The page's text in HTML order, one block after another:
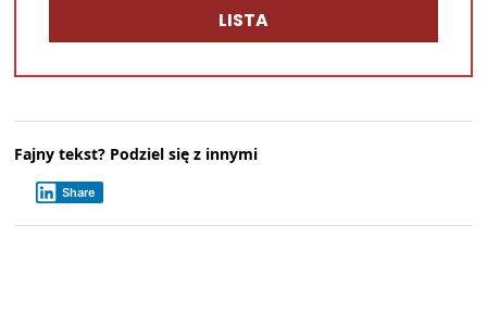
LISTA
Fajny tekst? Podziel się z innymi
Share